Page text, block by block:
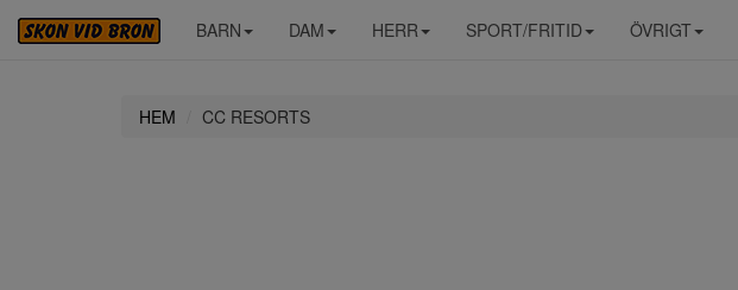
BARN DAM HERR SPORT/FRITID ÖVRIGT
HEM CC RESORTS